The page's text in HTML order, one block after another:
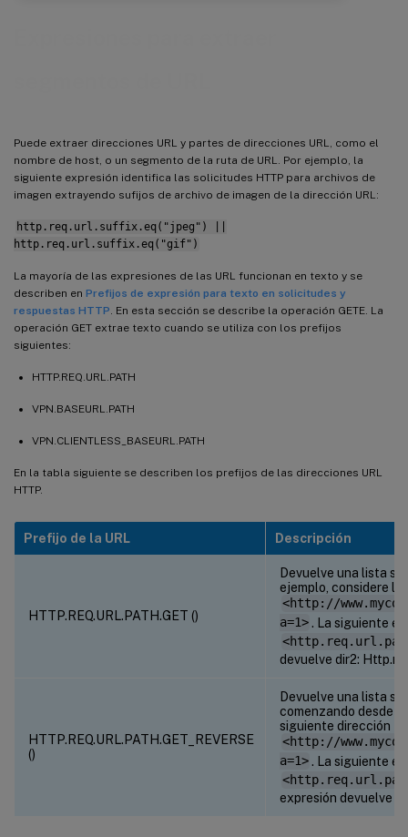
Puede extraer direcciones URL y partes de direcciones URL, como el
nombre de host, o un segmento de la ruta de URL. Por ejemplo, la
siguiente expresión identifica las solicitudes HTTP para archivos de
imagen extrayendo sufijos de archivo de imagen de la dirección URL:
http.req.url.suffix.eq("jpeg") ||
http.req.url.suffix.eq("gif")
La mayoría de las expresiones de las URL funcionan en texto y se
describen en Prefijos de expresión para texto en solicitudes y
respuestas HTTP . En esta sección se describe la operación GETE. La
operación GET extrae texto cuando se utiliza con los prefijos
siguientes:
HTTP.REQ.URL.PATH
VPN.BASEURL.PATH
VPN.CLIENTLESS_BASEURL.PATH
En la tabla siguiente se describen los prefijos de las direcciones URL
HTTP.
Prefijo de la URL Descripción
HTTP.REQ.URL.PATH.GET ()
Devuelve una lista
ejemplo, considere la
<http://
a=1>. La siguiente
devuelve dir2:
HTTP.REQ.URL.PATH.GET_REVERSE
()
Devuelve una lista
comenzando desde
siguiente dirección
<http://
a=1>. La siguiente
expresión devuelve